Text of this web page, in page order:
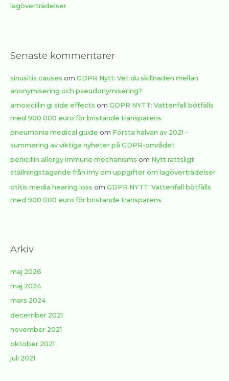
lagöverträdelser
Senaste kommentarer
sinusitis causes om GDPR Nytt: Vet du skillnaden mellan
anonymisering och pseudonymisering?
amoxicillin gi side effects om GDPR NYTT: Vattenfall bötfälls
med 900 000 euro för bristande transparens
pneumonia medical guide om Första halvan av 2021 –
summering av viktiga nyheter på GDPR-området
penicillin allergy immune mechanisms om Nytt rättsligt
ställningstagande från imy om uppgifter om lagöverträdelser
otitis media hearing loss om GDPR NYTT: Vattenfall bötfälls
med 900 000 euro för bristande transparens
Arkiv
maj 2026
maj 2024
mars 2024
december 2021
november 2021
oktober 2021
juli 2021